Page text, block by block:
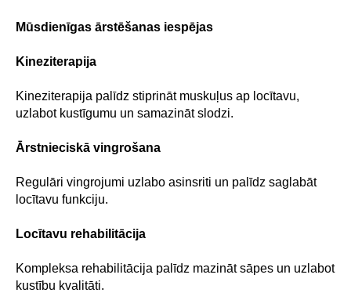
Mūsdienīgas ārstēšanas iespējas
Kineziterapija
Kineziterapija palīdz stiprināt muskuļus ap locītavu,
uzlabot kustīgumu un samazināt slodzi.
Ārstnieciskā vingrošana
Regulāri vingrojumi uzlabo asinsriti un palīdz saglabāt
locītavu funkciju.
Locītavu rehabilitācija
Kompleksa rehabilitācija palīdz mazināt sāpes un uzlabot
kustību kvalitāti.